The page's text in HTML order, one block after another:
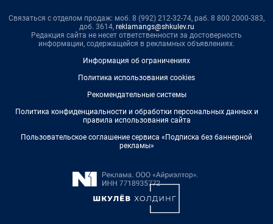
Связаться с отделом продаж: моб. 8 (992) 212-32-74, раб. 8 800 2000-383,
доб. 3614, reklamangs@shkulev.ru
Редакция сайта не несет ответственности за достоверность
информации, содержащейся в рекламных объявлениях.
Информация об ограничениях
Политика использования cookies
Рекомендательные системы
Политика конфиденциальности и обработки персональных данных и
правила использования сайта
Пользовательское соглашение сервиса «Подписка без баннерной
рекламы»